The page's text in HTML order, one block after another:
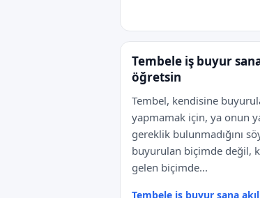
Tembele iş buyur
öğretsin
Tembel, kendisine
yapmamak için, ya onun
gereklik bulunmadığını
buyurulan biçimde değil,
gelen biçimde...
Tembele iş buyur sana